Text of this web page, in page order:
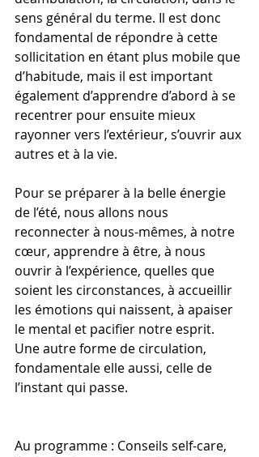
sens général du terme. Il est donc
fondamental de répondre à cette
sollicitation en étant plus mobile que
d’habitude, mais il est important
également d’apprendre d’abord à se
recentrer pour ensuite mieux
rayonner vers l’extérieur, s’ouvrir aux
autres et à la vie.
Pour se préparer à la belle énergie
de l’été, nous allons nous
reconnecter à nous-mêmes, à notre
cœur, apprendre à être, à nous
ouvrir à l’expérience, quelles que
soient les circonstances, à accueillir
les émotions qui naissent, à apaiser
le mental et pacifier notre esprit.
Une autre forme de circulation,
fondamentale elle aussi, celle de
l’instant qui passe.
Au programme : Conseils self-care,